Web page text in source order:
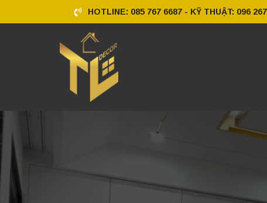
HOTLINE: 085 767 6687 - KỸ THUẬT: 096